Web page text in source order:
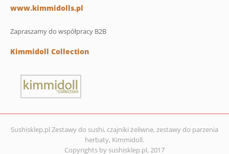
www.kimmidolls.pl
Zapraszamy do współpracy B2B
Kimmidoll Collection
Sushisklep.pl Zestawy do sushi, czajniki żeliwne, zestawy do parzenia
herbaty, Kimmidoll.
Copyrights by sushisklep.pl, 2017